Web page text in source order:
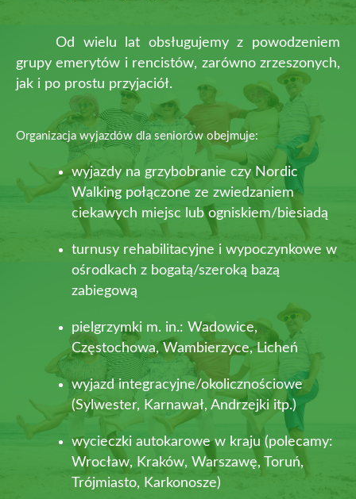
Od wielu lat obsługujemy z powodzeniem
grupy emerytów i rencistów, zarówno zrzeszonych,
jak i po prostu przyjaciół.
Organizacja wyjazdów dla seniorów obejmuje:
wyjazdy na grzybobranie czy Nordic
Walking połączone ze zwiedzaniem
ciekawych miejsc lub ogniskiem/biesiadą
turnusy rehabilitacyjne i wypoczynkowe w
ośrodkach z bogatą/szeroką bazą
zabiegową
pielgrzymki m. in.: Wadowice,
Częstochowa, Wambierzyce, Licheń
wyjazd integracyjne/okolicznościowe
(Sylwester, Karnawał, Andrzejki itp.)
wycieczki autokarowe w kraju (polecamy:
Wrocław, Kraków, Warszawę, Toruń,
Trójmiasto, Karkonosze)